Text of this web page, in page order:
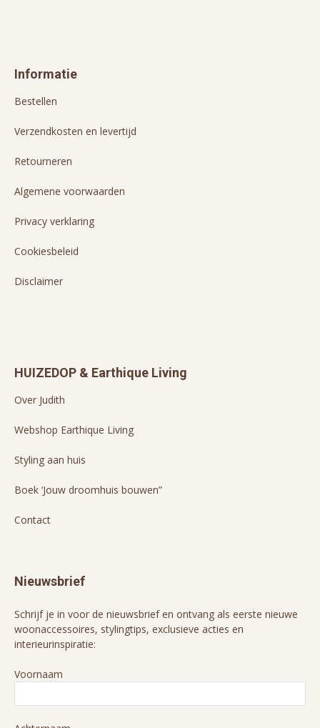
Informatie
Bestellen
Verzendkosten en levertijd
Retourneren
Algemene voorwaarden
Privacy verklaring
Cookiesbeleid
Disclaimer
HUIZEDOP & Earthique Living
Over Judith
Webshop Earthique Living
Styling aan huis
Boek ‘Jouw droomhuis bouwen”
Contact
Nieuwsbrief
Schrijf je in voor de nieuwsbrief en ontvang als eerste nieuwe
woonaccessoires, stylingtips, exclusieve acties en
interieurinspiratie:
Voornaam